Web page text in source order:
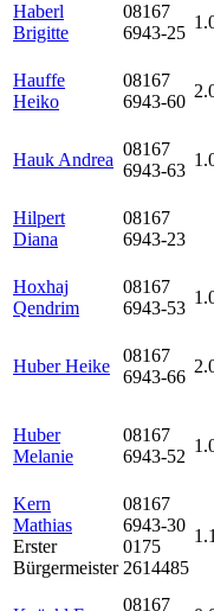
Haberl
Brigitte
08167
6943-25
Hauffe
Heiko
08167
6943-60
Hauk Andrea
08167
6943-63
Hilpert
Diana
08167
6943-23
Hoxhaj
Qendrim
08167
6943-53
Huber Heike
08167
6943-66
Huber
Melanie
08167
6943-52
Kern
Mathias
Erster
Bürgermeister
08167
6943-30
0175
2614485
08167